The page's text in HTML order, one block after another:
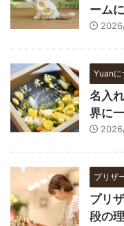
ームに
Yuanに
名入
界に
プリザ
プリ
段の